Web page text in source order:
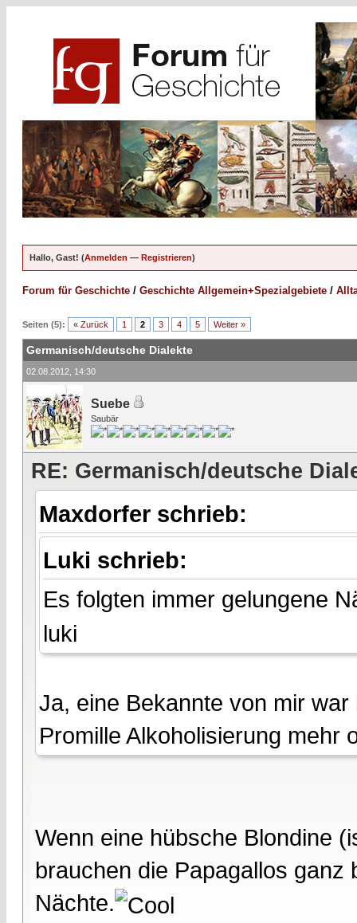
Hallo, Gast! (Anmelden — Registrieren)
Forum für Geschichte / Geschichte Allgemein+Spezialgebiete /
Seiten (5): « Zurück 1 2 3 4 5 Weiter »
Germanisch/deutsche Dialekte
02.08.2012, 14:30
Suebe
Saubär
RE: Germanisch/deutsche
Maxdorfer schrieb:
Luki schrieb:
Es folgten immer gelungene
luki
Ja, eine Bekannte von mir
Promille Alkoholisierung mehr
Wenn eine hübsche Blondine
brauchen die Papagallos ganz
Nächte.